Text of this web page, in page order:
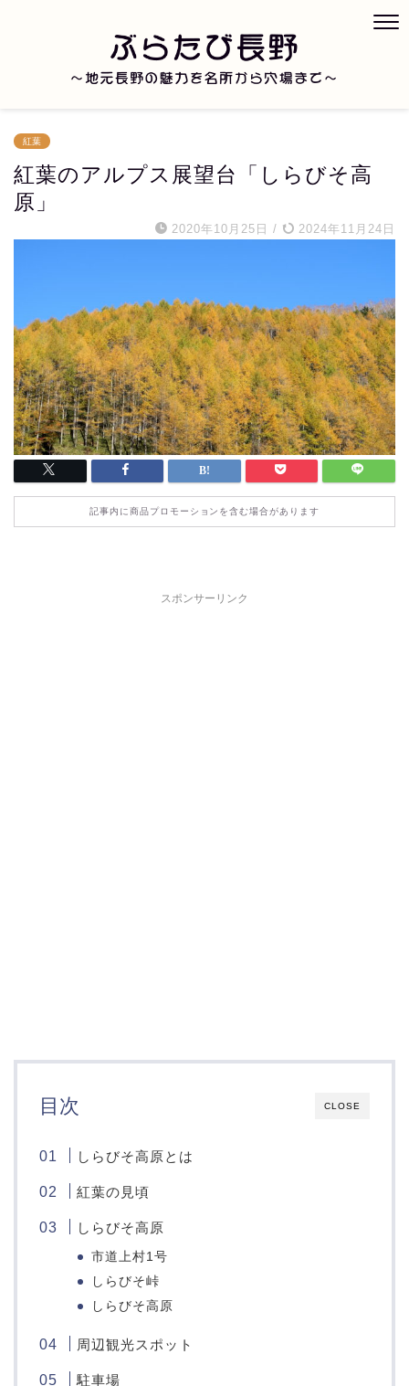
紅葉
紅葉のアルプス展望台「しらびそ高
原」
2020年10月25日 / 2024年11月24日
記事内に商品プロモーションを含む場合があります
スポンサーリンク
CLOSE
目次
しらびそ高原とは
紅葉の見頃
しらびそ高原
市道上村1号
しらびそ峠
しらびそ高原
周辺観光スポット
駐車場